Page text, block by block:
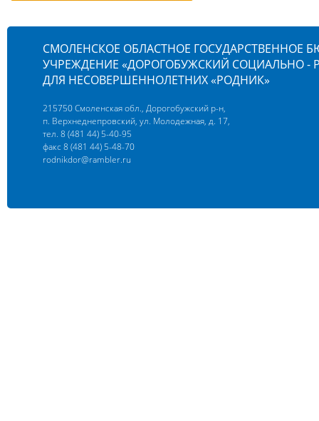
СМОЛЕНСКОЕ ОБЛАСТНОЕ ГОСУДАРСТВЕННОЕ
УЧРЕЖДЕНИЕ «ДОРОГОБУЖСКИЙ СОЦИАЛЬНО -
ДЛЯ НЕСОВЕРШЕННОЛЕТНИХ «РОДНИК»
215750 Смоленская обл., Дорогобужский р-н,
п. Верхнеднепровский, ул. Молодежная, д. 17,
тел. 8 (481 44) 5-40-95
факс 8 (481 44) 5-48-70
rodnikdor@rambler.ru